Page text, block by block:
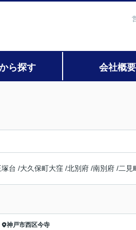
ら探す 会社概要
塚台 /大久保町大窪 /北別府 /南別府 /二見
神戸市西区今寺